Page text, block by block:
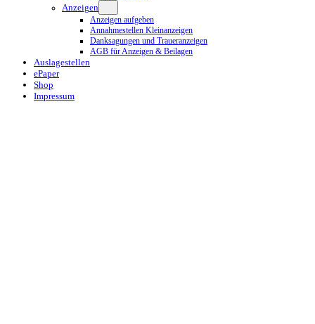
Anzeigen
Anzeigen aufgeben
Annahmestellen Kleinanzeigen
Danksagungen und Traueranzeigen
AGB für Anzeigen & Beilagen
Auslagestellen
ePaper
Shop
Impressum